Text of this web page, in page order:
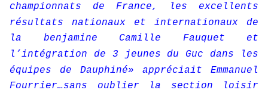
championnats de France, les excellents
résultats nationaux et internationaux de
la benjamine Camille Fauquet et
l’intégration de 3 jeunes du Guc dans les
équipes de Dauphiné» appréciait Emmanuel
Fourrier…sans oublier la section loisir